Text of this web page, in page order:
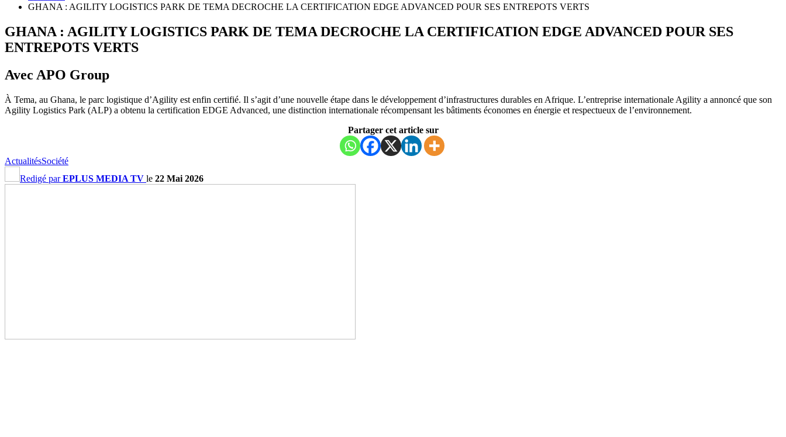
GHANA : AGILITY LOGISTICS PARK DE TEMA DECROCHE LA CERTIFICATION EDGE ADVANCED POUR SES ENTREPOTS VERTS
GHANA : AGILITY LOGISTICS PARK DE TEMA DECROCHE LA CERTIFICATION EDGE ADVANCED POUR SES
ENTREPOTS VERTS
Avec APO Group
À Tema, au Ghana, le parc logistique d’Agility est enfin certifié. Il s’agit d’une nouvelle étape dans le développement d’infrastructures durables en Afrique. L’entreprise internationale Agility a annoncé que son
Agility Logistics Park (ALP) a obtenu la certification EDGE Advanced, une distinction internationale récompensant les bâtiments économes en énergie et respectueux de l’environnement.
Partager cet article sur
ActualitésSociété
Redigé parEPLUS MEDIA TV le 22 Mai 2026